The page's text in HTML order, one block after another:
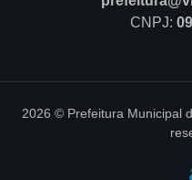
CNPJ:
2026 © Prefeitura Municipal